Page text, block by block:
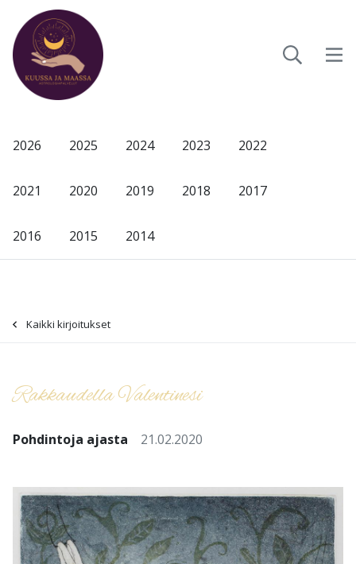
2026 2025 2024 2023 2022
2021 2020 2019 2018 2017
2016 2015 2014
Kaikki kirjoitukset
Rakkaudella Valentinesi
Pohdintoja ajasta 21.02.2020